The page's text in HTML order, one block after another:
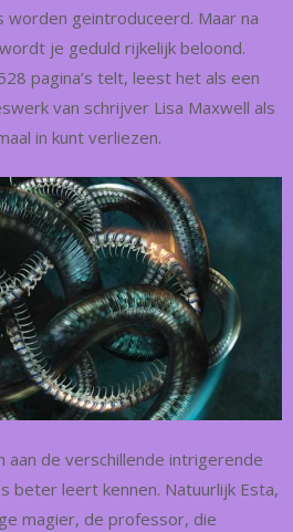
worden geintroduceerd. Maar na
je geduld rijkelijk beloond.
pagina’s telt, leest het als een
van schrijver Lisa Maxwell als
in kunt verliezen.
aan de verschillende intrigerende
beter leert kennen. Natuurlijk Esta,
magier, de professor, die